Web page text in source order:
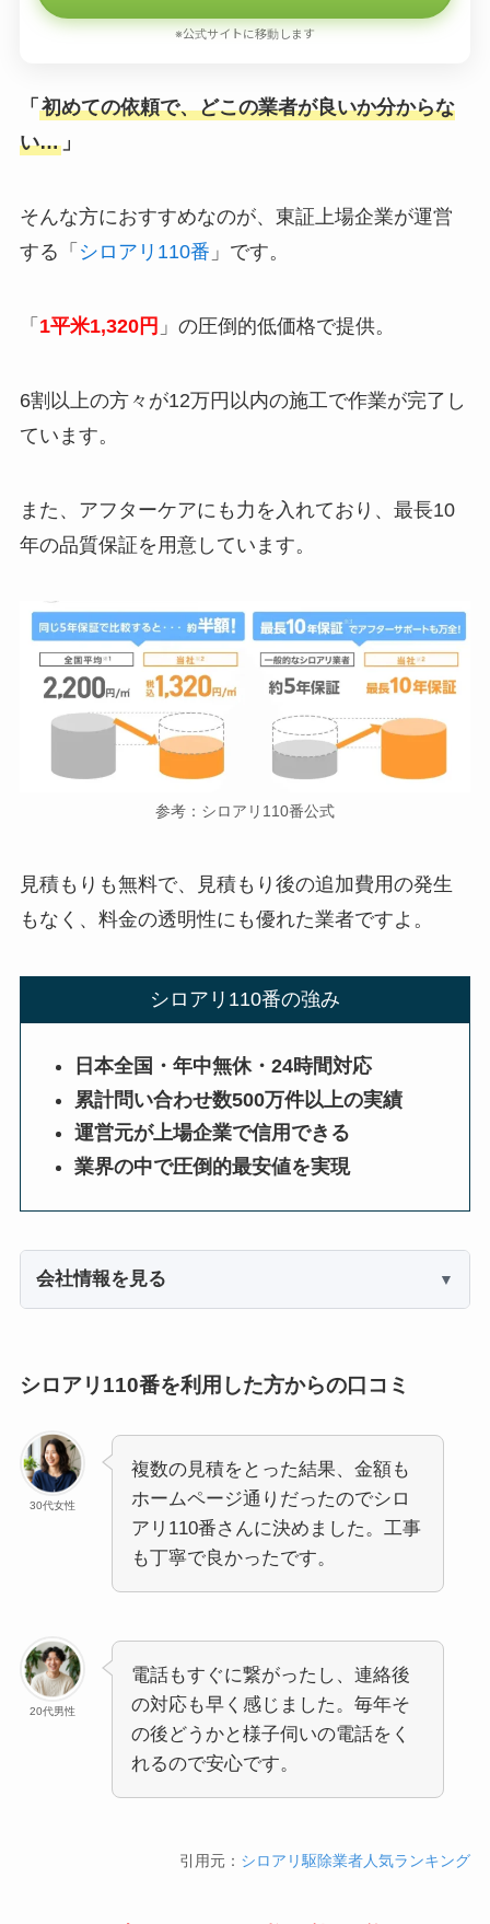
※公式サイトに移動します
「 初めての依頼で、どこの業者が良いか分からな
い…」
そんな方におすすめなのが、東証上場企業が運営
する「 シロアリ110番 」です。
「 1平米1,320円 」の圧倒的低価格で提供。
6割以上の方々が12万円以内の施工で作業が完了し
ています。
また、アフターケアにも力を入れており、最長10
年の品質保証を用意しています。
参考：シロアリ110番公式
見積もりも無料で、見積もり後の追加費用の発生
もなく、料金の透明性にも優れた業者ですよ。
シロアリ110番の強み
日本全国・年中無休・24時間対応
累計問い合わせ数500万件以上の実績
運営元が上場企業で信用できる
業界の中で圧倒的最安値を実現
会社情報を見る
シロアリ110番を利用した方からの口コミ
30代女性
複数の見積をとった結果、金額も
ホームページ通りだったのでシロ
アリ110番さんに決めました。工事
も丁寧で良かったです。
20代男性
電話もすぐに繋がったし、連絡後
の対応も早く感じました。毎年そ
の後どうかと様子伺いの電話をく
れるので安心です。
引用元： シロアリ駆除業者人気ランキング